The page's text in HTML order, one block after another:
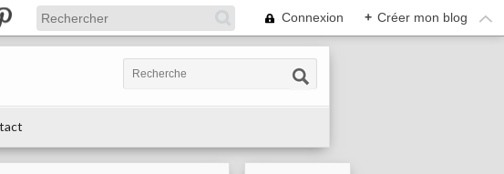
Connexion + Créer mon blog